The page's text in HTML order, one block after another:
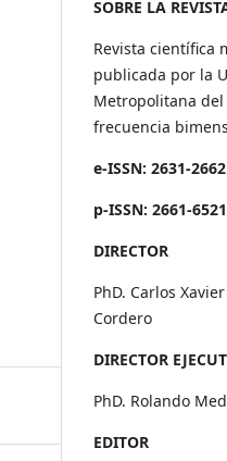
SOBRE LA
Revista científica
publicada por la
Metropolitana del
frecuencia
e-ISSN: 2631-2662
p-ISSN: 2661-6521
DIRECTOR
PhD. Carlos
Cordero
DIRECTOR
PhD. Rolando
EDITOR